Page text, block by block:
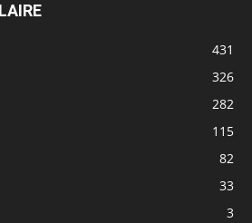
431
326
282
115
82
33
3